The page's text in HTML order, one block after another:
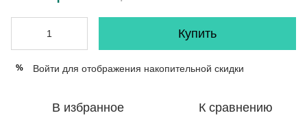
Купить
% Войти для отображения накопительной скидки
В избранное К сравнению